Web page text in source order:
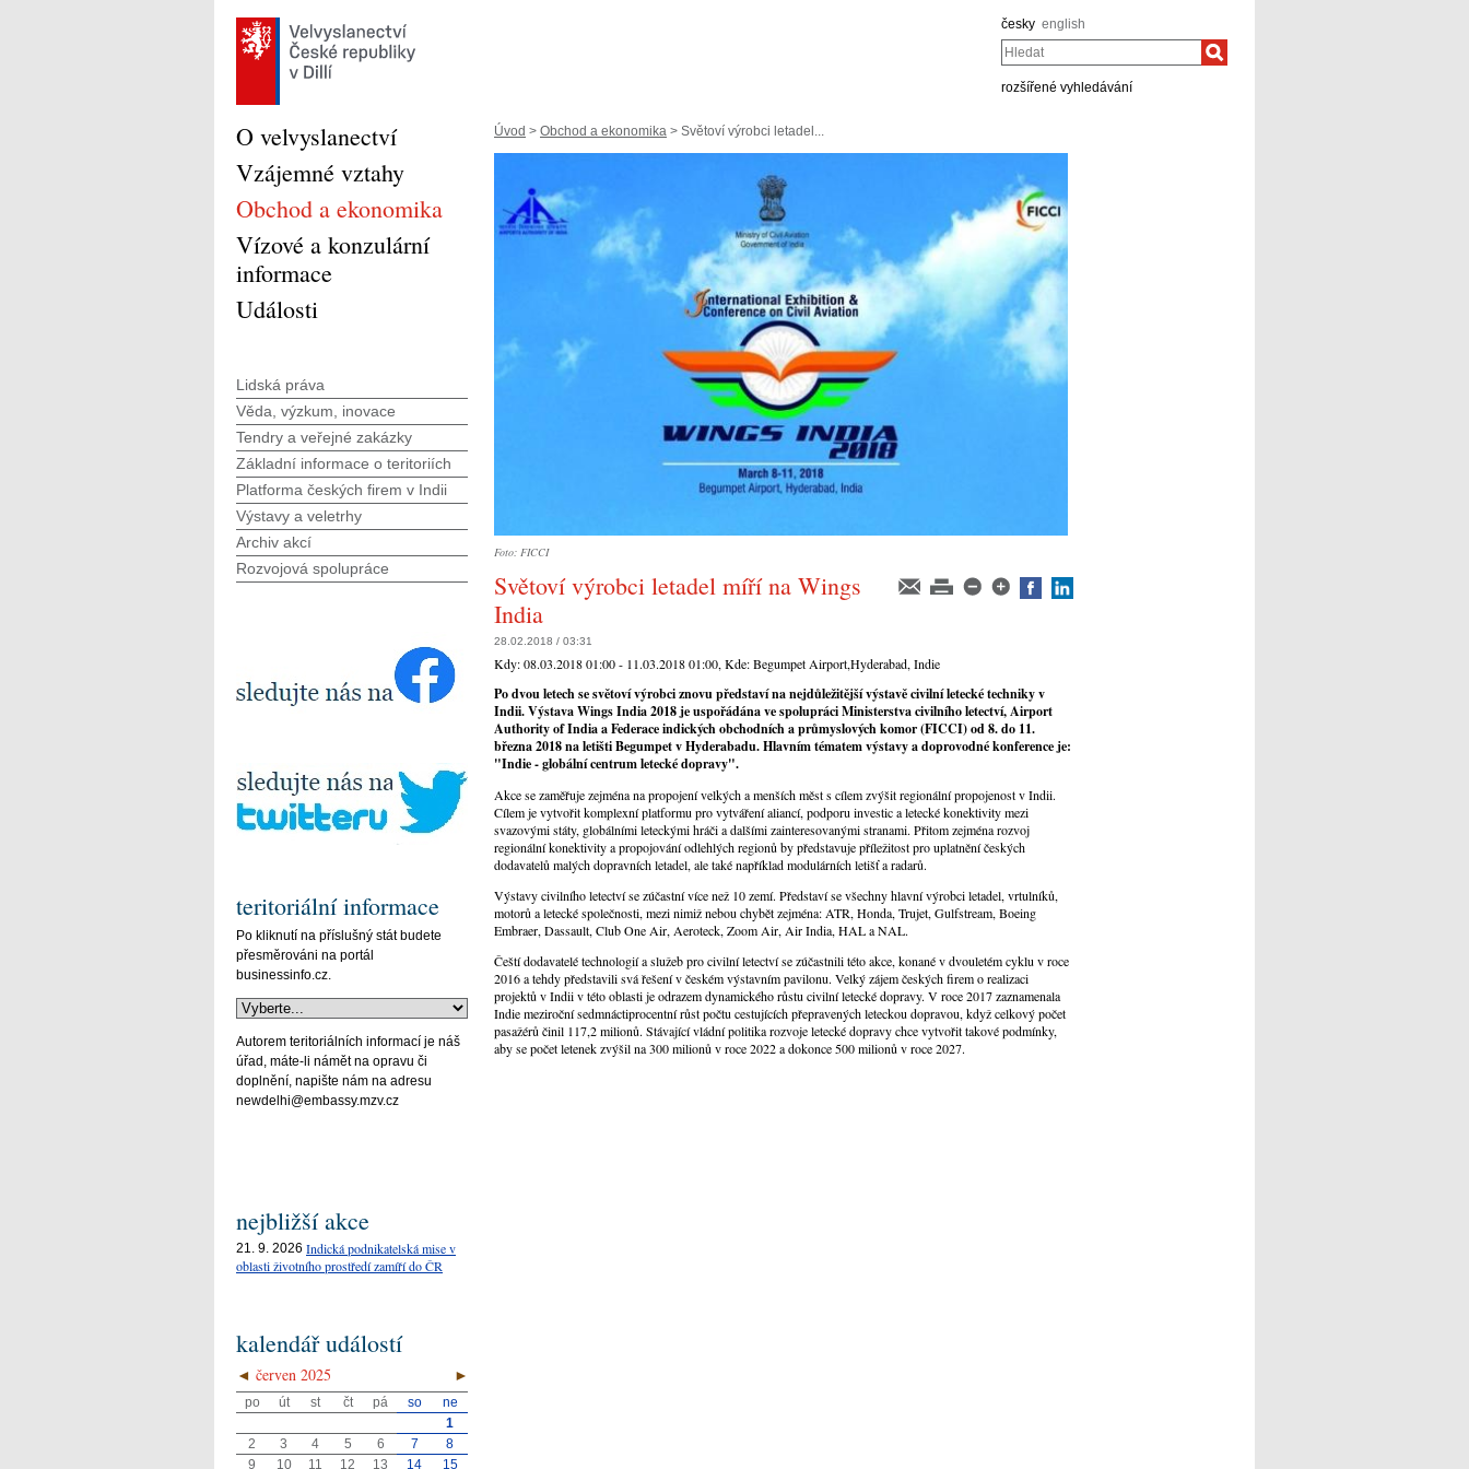
česky english
Hledat
rozšířené vyhledávání
Úvod > Obchod a ekonomika > Světoví výrobci letadel...
Foto: FICCI
Světoví výrobci letadel míří na Wings
India
28.02.2018 / 03:31
Kdy:08.03.2018 01:00 - 11.03.2018 01:00, Kde:Begumpet Airport,Hyderabad, Indie
Po dvou letech se světoví výrobci znovu představí na nejdůležitější výstavě civilní letecké techniky v
Indii. Výstava Wings India 2018 je uspořádána ve spolupráci Ministerstva civilního letectví, Airport
Authority of India a Federace indických obchodních a průmyslových komor (FICCI) od 8. do 11.
března 2018 na letišti Begumpet v Hyderabadu. Hlavním tématem výstavy a doprovodné konference je:
"Indie - globální centrum letecké dopravy".
Akce se zaměřuje zejména na propojení velkých a menších měst s cílem zvýšit regionální propojenost v Indii.
Cílem je vytvořit komplexní platformu pro vytváření aliancí, podporu investic a letecké konektivity mezi
svazovými státy, globálními leteckými hráči a dalšími zainteresovanými stranami. Přitom zejména rozvoj
regionální konektivity a propojování odlehlých regionů by představuje příležitost pro uplatnění českých
dodavatelů malých dopravních letadel, ale také například modulárních letišť a radarů.
Výstavy civilního letectví se zúčastní více než 10 zemí. Představí se všechny hlavní výrobci letadel, vrtulníků,
motorů a letecké společnosti, mezi nimiž nebou chybět zejména: ATR, Honda, Trujet, Gulfstream, Boeing
Embraer, Dassault, Club One Air, Aeroteck, Zoom Air, Air India, HAL a NAL.
Čeští dodavatelé technologií a služeb pro civilní letectví se zúčastnili této akce, konané v dvouletém cyklu v roce
2016 a tehdy představili svá řešení v českém výstavním pavilonu. Velký zájem českých firem o realizaci
projektů v Indii v této oblasti je odrazem dynamického růstu civilní letecké dopravy. V roce 2017 zaznamenala
Indie meziroční sedmnáctiprocentní růst počtu cestujících přepravených leteckou dopravou, když celkový počet
pasažérů činil 117,2 milionů. Stávající vládní politika rozvoje letecké dopravy chce vytvořit takové podmínky,
aby se počet letenek zvýšil na 300 milionů v roce 2022 a dokonce 500 milionů v roce 2027.
O velvyslanectví
Vzájemné vztahy
Obchod a ekonomika
Vízové a konzulární
informace
Události
Lidská práva
Věda, výzkum, inovace
Tendry a veřejné zakázky
Základní informace o teritoriích
Platforma českých firem v Indii
Výstavy a veletrhy
Archiv akcí
Rozvojová spolupráce
teritoriální informace
Po kliknutí na příslušný stát budete
přesměrováni na portál
businessinfo.cz.
Autorem teritoriálních informací je náš
úřad, máte-li námět na opravu či
doplnění, napište nám na adresu
newdelhi@embassy.mzv.cz
nejbližší akce
21. 9. 2026 Indická podnikatelská mise v
oblasti životního prostředí zamíří do ČR
kalendář událostí
◄ ►
červen 2025
po út st čt pá so
ne
1
2
3 4 5 6 7
8
9
10 11 12 13 14 15